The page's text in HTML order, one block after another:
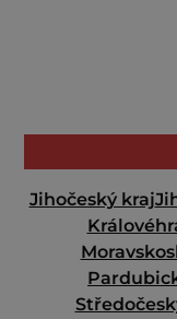
Jihočeský kraj